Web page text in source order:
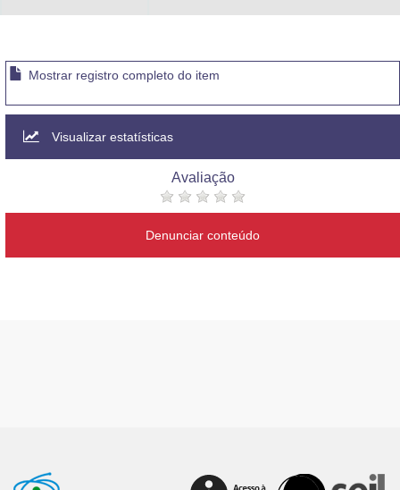
Mostrar registro completo do item
Visualizar estatísticas
Avaliação
Denunciar conteúdo